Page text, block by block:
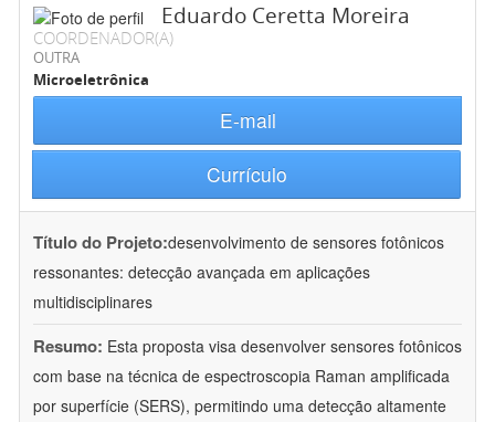
Eduardo Ceretta Moreira
COORDENADOR(A)
OUTRA
Microeletrônica
E-mail
Currículo
Título do Projeto:desenvolvimento de sensores fotônicos
ressonantes: detecção avançada em aplicações
multidisciplinares
Resumo: Esta proposta visa desenvolver sensores fotônicos
com base na técnica de espectroscopia Raman amplificada
por superfície (SERS), permitindo uma detecção altamente